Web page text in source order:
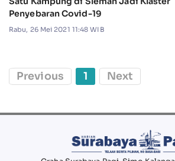
Penyebaran Covid-19
Rabu, 26 Mei 2021 11:48 WIB
Previous 1 Next